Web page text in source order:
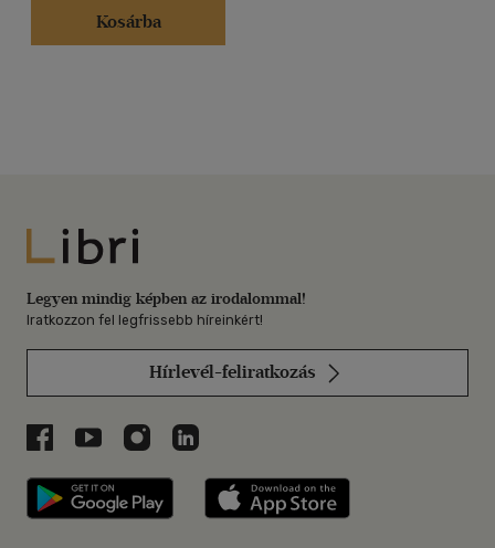
Kosárba
Libri
Legyen mindig képben az irodalommal!
Iratkozzon fel legfrissebb híreinkért!
Hírlevél-feliratkozás
Libri a Facebookon
Libri a Youtube-on
Libri az Instagramon
Libri a LinkedInen
Libri applikáció Szerezd meg: Google